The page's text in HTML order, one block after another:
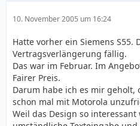
10. November 2005 um 16:24
Hatte vorher ein Siemens S55.
Vertragsverlängerung fällig.
Das war im Februar. Im
Fairer Preis.
Darum habe ich es mir geholt,
schon mal mit Motorola
Weil das Design so interessant